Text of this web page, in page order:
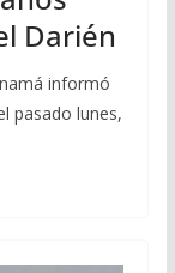
Darién
informó
pasado lunes,